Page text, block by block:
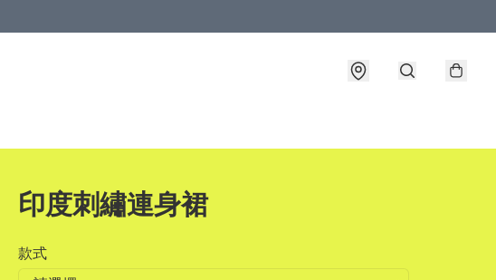
印度刺繡連身裙
款式